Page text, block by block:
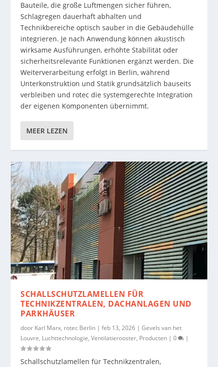
Bauteile, die große Luftmengen sicher führen,
Schlagregen dauerhaft abhalten und
Technikbereiche optisch sauber in die Gebäudehülle
integrieren. Je nach Anwendung können akustisch
wirksame Ausführungen, erhöhte Stabilität oder
sicherheitsrelevante Funktionen ergänzt werden. Die
Weiterverarbeitung erfolgt in Berlin, während
Unterkonstruktion und Statik grundsätzlich bauseits
verbleiben und rotec die systemgerechte Integration
der eigenen Komponenten übernimmt.
MEER LEZEN
SCHALLSCHUTZLAMELLEN FÜR
TECHNIKZENTRALEN, DACHANLAGEN UND
PARKHÄUSER
door Karl Marx, rotec Berlin |feb 13, 2026 |Gevels van het
Louvre, Luchttechnologie,Ventilatierooster, Producten |0 |
Schallschutzlamellen für Technikzentralen,